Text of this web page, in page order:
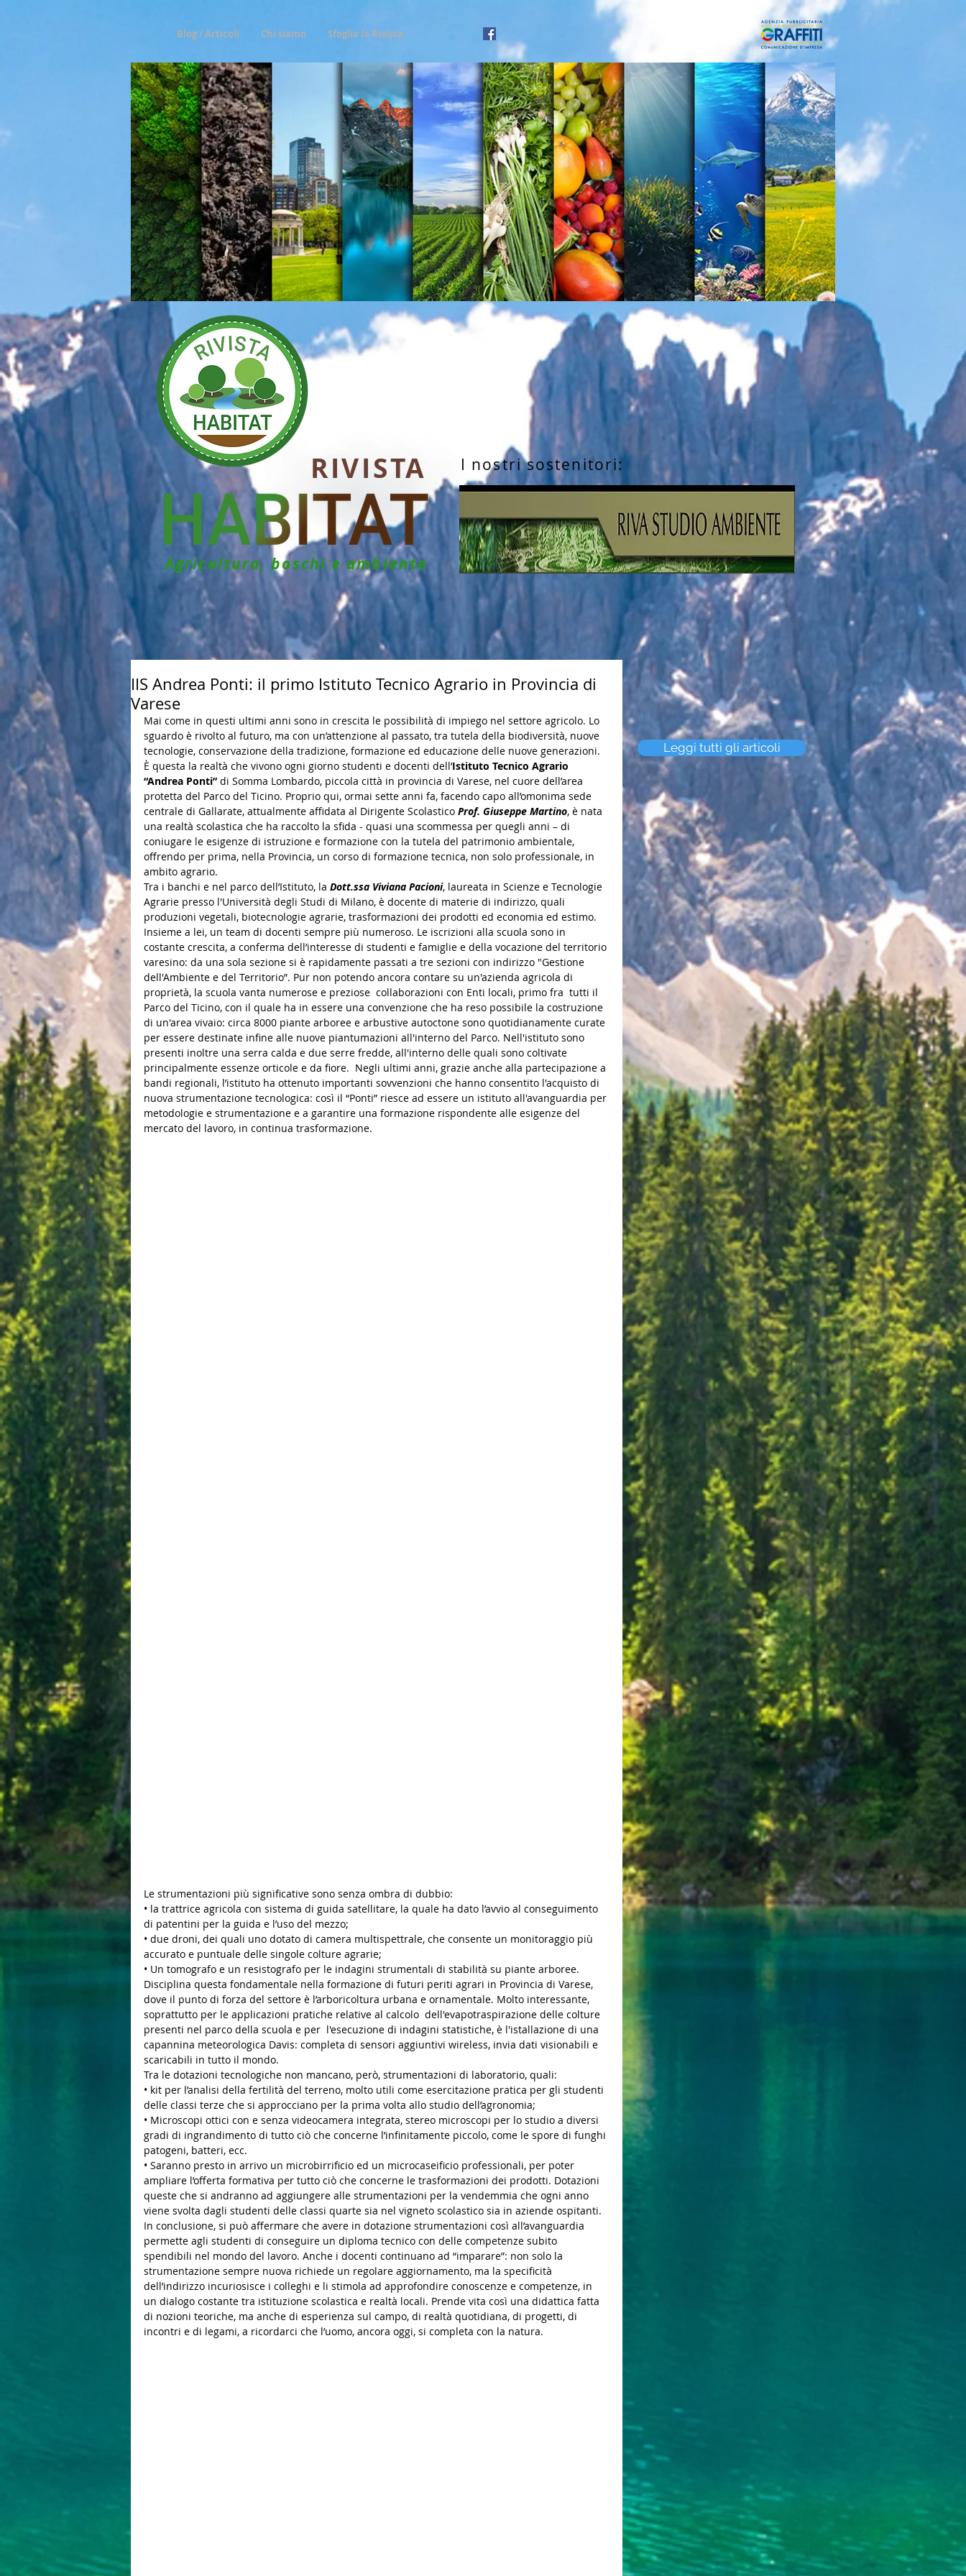
Blog / Articoli Chi siamo Sfoglia la Rivista
I nostri sostenitori:
Agricoltura, boschi e ambiente
RIVISTA
IIS Andrea Ponti: il primo Istituto Tecnico Agrario in Provincia di
Varese
Mai come in questi ultimi anni sono in crescita le possibilità di impiego nel settore agricolo. Lo
sguardo è rivolto al futuro, ma con un’attenzione al passato, tra tutela della biodiversità, nuove
tecnologie, conservazione della tradizione, formazione ed educazione delle nuove generazioni.
È questa la realtà che vivono ogni giorno studenti e docenti dell’Istituto Tecnico Agrario
“Andrea Ponti” di Somma Lombardo, piccola città in provincia di Varese, nel cuore dell’area
protetta del Parco del Ticino. Proprio qui, ormai sette anni fa, facendo capo all’omonima sede
centrale di Gallarate, attualmente affidata al Dirigente Scolastico Prof. Giuseppe Martino, è nata
una realtà scolastica che ha raccolto la sfida - quasi una scommessa per quegli anni – di
coniugare le esigenze di istruzione e formazione con la tutela del patrimonio ambientale,
offrendo per prima, nella Provincia, un corso di formazione tecnica, non solo professionale, in
ambito agrario.
Tra i banchi e nel parco dell’Istituto, la Dott.ssa Viviana Pacioni, laureata in Scienze e Tecnologie
Agrarie presso l'Università degli Studi di Milano, è docente di materie di indirizzo, quali
produzioni vegetali, biotecnologie agrarie, trasformazioni dei prodotti ed economia ed estimo.
Insieme a lei, un team di docenti sempre più numeroso. Le iscrizioni alla scuola sono in
costante crescita, a conferma dell’interesse di studenti e famiglie e della vocazione del territorio
varesino: da una sola sezione si è rapidamente passati a tre sezioni con indirizzo "Gestione
dell'Ambiente e del Territorio”. Pur non potendo ancora contare su un'azienda agricola di
proprietà, la scuola vanta numerose e preziose  collaborazioni con Enti locali, primo fra  tutti il
Parco del Ticino, con il quale ha in essere una convenzione che ha reso possibile la costruzione
di un'area vivaio: circa 8000 piante arboree e arbustive autoctone sono quotidianamente curate
per essere destinate infine alle nuove piantumazioni all'interno del Parco. Nell'istituto sono
presenti inoltre una serra calda e due serre fredde, all'interno delle quali sono coltivate
principalmente essenze orticole e da fiore.  Negli ultimi anni, grazie anche alla partecipazione a
bandi regionali, l’istituto ha ottenuto importanti sovvenzioni che hanno consentito l'acquisto di
nuova strumentazione tecnologica: così il “Ponti” riesce ad essere un istituto all'avanguardia per
metodologie e strumentazione e a garantire una formazione rispondente alle esigenze del
mercato del lavoro, in continua trasformazione.
Le strumentazioni più significative sono senza ombra di dubbio:
• la trattrice agricola con sistema di guida satellitare, la quale ha dato l’avvio al conseguimento
di patentini per la guida e l’uso del mezzo;
• due droni, dei quali uno dotato di camera multispettrale, che consente un monitoraggio più
accurato e puntuale delle singole colture agrarie;
• Un tomografo e un resistografo per le indagini strumentali di stabilità su piante arboree.
Disciplina questa fondamentale nella formazione di futuri periti agrari in Provincia di Varese,
dove il punto di forza del settore è l’arboricoltura urbana e ornamentale. Molto interessante,
soprattutto per le applicazioni pratiche relative al calcolo  dell'evapotraspirazione delle colture
presenti nel parco della scuola e per  l'esecuzione di indagini statistiche, è l'istallazione di una
capannina meteorologica Davis: completa di sensori aggiuntivi wireless, invia dati visionabili e
scaricabili in tutto il mondo.
Tra le dotazioni tecnologiche non mancano, però, strumentazioni di laboratorio, quali:
• kit per l’analisi della fertilità del terreno, molto utili come esercitazione pratica per gli studenti
delle classi terze che si approcciano per la prima volta allo studio dell’agronomia;
• Microscopi ottici con e senza videocamera integrata, stereo microscopi per lo studio a diversi
gradi di ingrandimento di tutto ciò che concerne l’infinitamente piccolo, come le spore di funghi
patogeni, batteri, ecc.
• Saranno presto in arrivo un microbirrificio ed un microcaseificio professionali, per poter
ampliare l’offerta formativa per tutto ciò che concerne le trasformazioni dei prodotti. Dotazioni
queste che si andranno ad aggiungere alle strumentazioni per la vendemmia che ogni anno
viene svolta dagli studenti delle classi quarte sia nel vigneto scolastico sia in aziende ospitanti.
In conclusione, si può affermare che avere in dotazione strumentazioni così all’avanguardia
permette agli studenti di conseguire un diploma tecnico con delle competenze subito
spendibili nel mondo del lavoro. Anche i docenti continuano ad “imparare”: non solo la
strumentazione sempre nuova richiede un regolare aggiornamento, ma la specificità
dell’indirizzo incuriosisce i colleghi e li stimola ad approfondire conoscenze e competenze, in
un dialogo costante tra istituzione scolastica e realtà locali. Prende vita così una didattica fatta
di nozioni teoriche, ma anche di esperienza sul campo, di realtà quotidiana, di progetti, di
incontri e di legami, a ricordarci che l’uomo, ancora oggi, si completa con la natura.
Leggi tutti gli articoli